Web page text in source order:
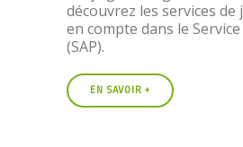
découvrez les services
en compte dans le
(SAP).
EN SAVOIR +